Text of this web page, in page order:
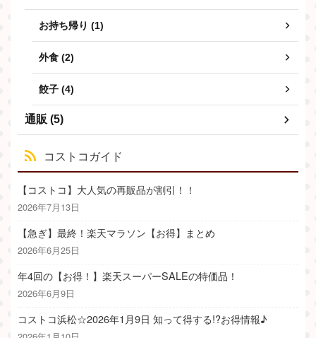
お持ち帰り (1)
外食 (2)
餃子 (4)
通販 (5)
コストコガイド
【コストコ】大人気の再販品が割引！！
2026年7月13日
【急ぎ】最終！楽天マラソン【お得】まとめ
2026年6月25日
年4回の【お得！】楽天スーパーSALEの特価品！
2026年6月9日
コストコ浜松☆2026年1月9日 知って得する!?お得情報♪